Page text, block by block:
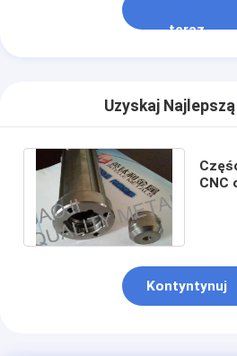
teraz
Uzyskaj
CNC
Kontyntynuj